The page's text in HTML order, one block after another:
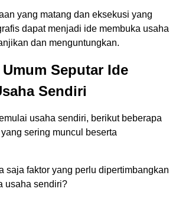
yang matang dan eksekusi yang
dapat menjadi ide membuka usaha
dan menguntungkan.
Seputar Ide
Sendiri
usaha sendiri, berikut beberapa
sering muncul beserta
saja faktor yang perlu dipertimbangkan
usaha sendiri?